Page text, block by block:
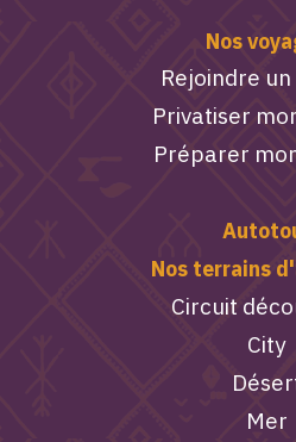
Nos
Rejoindre
Privatiser
Préparer
Nos terrains
Circuit
City
Mer